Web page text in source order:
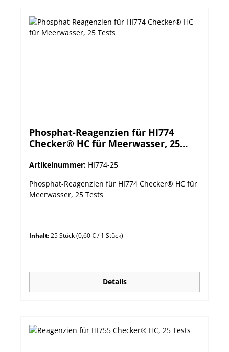
Phosphat-Reagenzien für HI774
Checker® HC für Meerwasser, 25
Artikelnummer: HI774-25
Phosphat-Reagenzien für HI774 Checker® HC für
Meerwasser, 25 Tests
Inhalt:25 Stück(0,60 € / 1 Stück)
Details